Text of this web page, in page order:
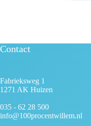
Contact
Fabrieksweg 1
1271 AK Huizen
035 - 62 28 500
info@100procentwillem.nl